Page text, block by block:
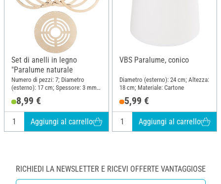
Set di anelli in legno
"Paralume naturale
Numero di pezzi: 7; Diametro
(esterno): 17 cm; Spessore: 3 mm;
Materiale: Legno
8,99 €
Aggiungi al carrello
VBS Paralume, conico
Diametro (esterno): 24 cm; Altezza:
18 cm; Materiale: Cartone
5,99 €
Aggiungi al carrello
RICHIEDI LA NEWSLETTER E RICEVI OFFERTE VANTAGGIOSE